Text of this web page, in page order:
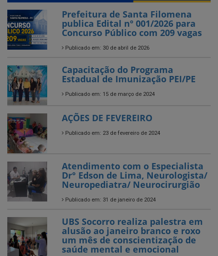
Prefeitura de Santa Filomena
publica Edital nº 001/2026 para
Concurso Público com 209 vagas
Publicado em: 30 de abril de 2026
Capacitação do Programa
Estadual de Imunização PEI/PE
Publicado em: 15 de março de 2024
AÇÕES DE FEVEREIRO
Publicado em: 23 de fevereiro de 2024
Atendimento com o Especialista
Dr° Edson de Lima, Neurologista/
Neuropediatra/ Neurocirurgião
Publicado em: 31 de janeiro de 2024
UBS Socorro realiza palestra em
alusão ao janeiro branco e roxo
um mês de conscientização de
saúde mental e emocional